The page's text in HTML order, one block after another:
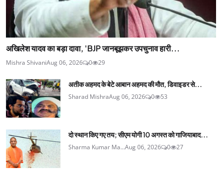
अखिलेश यादव का बड़ा दावा, 'BJP जानबूझकर उपचुनाव हारी...
Mishra ShivaniAug 06, 2026 0 29
अतीक अहमद के बेटे आबान अहमद की मौत, डिवाइडर से...
Sharad MishraAug 06, 2026 0 53
दो स्थान किए गए तय; सीएम योगी 10 अगस्त को गाजियाबाद...
Sharma Kumar Ma...Aug 06, 2026 0 27